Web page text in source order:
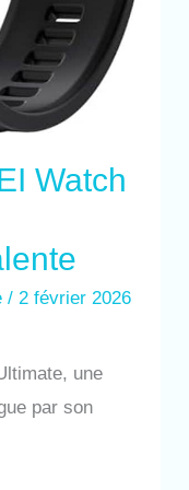
Watch
/2 février 2026
une
par son